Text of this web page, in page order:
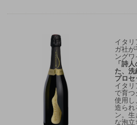
イタリ
ガ社
ングワ
「詩
た、洗
プロセ
イタリ
で育つ
使用し
造られ
ン。生
な泡立